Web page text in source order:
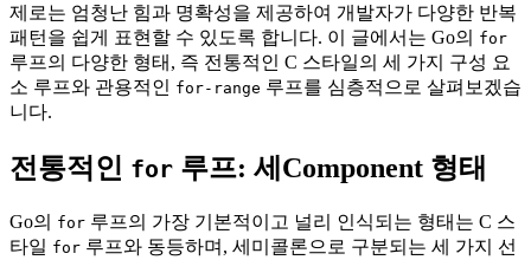
제로는 엄청난 힘과 명확성을 제공하여 개발자가 다양한 반복
패턴을 쉽게 표현할 수 있도록 합니다. 이 글에서는 Go의 for
루프의 다양한 형태, 즉 전통적인 C 스타일의 세 가지 구성 요
소 루프와 관용적인 for-range 루프를 심층적으로 살펴보겠습
니다.
전통적인 for 루프: 세Component 형태
Go의 for 루프의 가장 기본적이고 널리 인식되는 형태는 C 스
타일 for 루프와 동등하며, 세미콜론으로 구분되는 세 가지 선